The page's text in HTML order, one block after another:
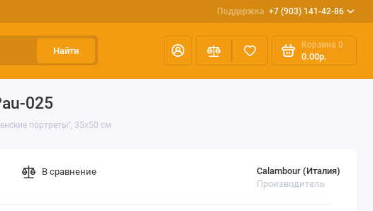
Поддержка +7 (903) 141-42-86
Найти
Корзина 0
0.00р.
025
портреты", 35х50 см
Calambour (Италия)
Производитель
В сравнение